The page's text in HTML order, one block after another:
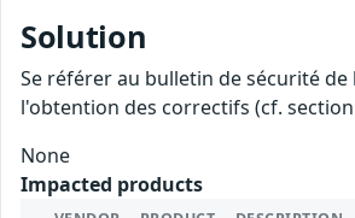
Solution
Se référer au bulletin de sécurité
l'obtention des correctifs (cf.
None
Impacted products